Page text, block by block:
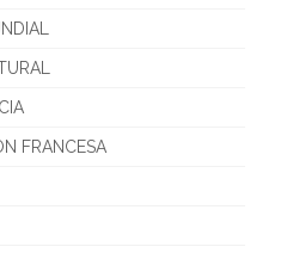
FRANCESA